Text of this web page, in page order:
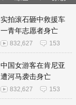
实拍滚石砸中救援车
一青年志愿者身亡
832,627 153
中国女游客在肯尼亚
遭河马袭击身亡
832,627 153